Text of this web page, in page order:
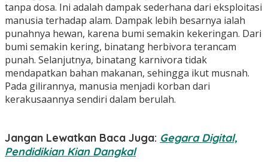
tanpa dosa. Ini adalah dampak sederhana dari eksploitasi
manusia terhadap alam. Dampak lebih besarnya ialah
punahnya hewan, karena bumi semakin kekeringan. Dari
bumi semakin kering, binatang herbivora terancam
punah. Selanjutnya, binatang karnivora tidak
mendapatkan bahan makanan, sehingga ikut musnah.
Pada gilirannya, manusia menjadi korban dari
kerakusaannya sendiri dalam berulah.
Jangan Lewatkan Baca Juga: Gegara Digital,
Pendidikian Kian Dangkal